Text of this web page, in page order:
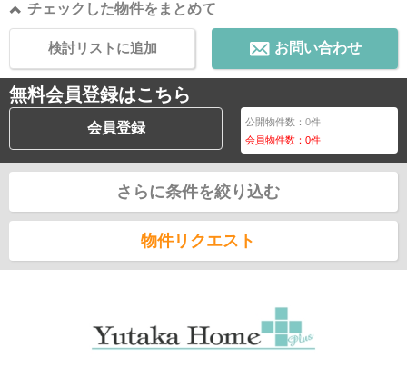
チェックした物件をまとめて
お問い合わせ
検討リストに追加
無料会員登録はこちら
会員登録 公開物件数：0件
会員物件数：0件
さらに条件を絞り込む
物件リクエスト